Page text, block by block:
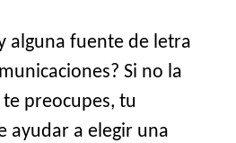
alguna fuente de letra
Si no la
preocupes, tu
ayudar a elegir una